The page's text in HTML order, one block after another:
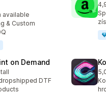
480
available
& Custom
on Demand
70
DTF